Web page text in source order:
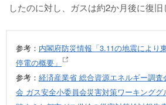
したのに対し、ガスは約2か月後に復旧
参考： 内閣府防災情報「3.11の地震により
停電の概要」
参考： 経済産業省 総合資源エネルギー調
会 ガス安全小委員会災害対策ワーキング